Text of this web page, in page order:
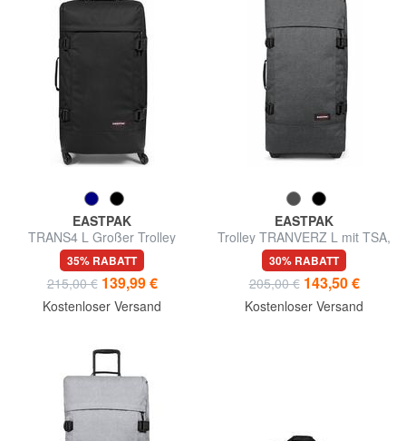
EASTPAK
TRANS4 L Großer Trolley
35% RABATT
215,00 € 139,99 €
Kostenloser Versand
EASTPAK
Trolley TRANVERZ L mit TSA,
große Größe
30% RABATT
205,00 € 143,50 €
Kostenloser Versand